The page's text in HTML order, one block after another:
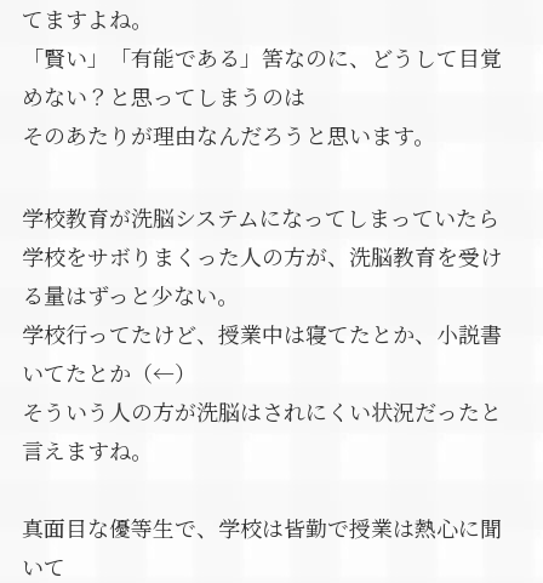
てますよね。
「賢い」「有能である」筈なのに、どうして目覚
めない？と思ってしまうのは
そのあたりが理由なんだろうと思います。
学校教育が洗脳システムになってしまっていたら
学校をサボりまくった人の方が、洗脳教育を受け
る量はずっと少ない。
学校行ってたけど、授業中は寝てたとか、小説書
いてたとか（←）
そういう人の方が洗脳はされにくい状況だったと
言えますね。
真面目な優等生で、学校は皆勤で授業は熱心に聞
いて